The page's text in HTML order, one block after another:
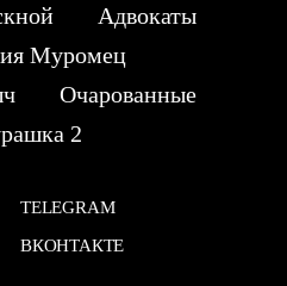
Адвокаты
Муромец
Очарованные
2
TELEGRAM
ВКОНТАКТЕ